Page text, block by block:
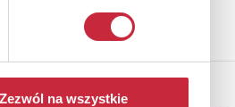
Zezwól na wszystkie